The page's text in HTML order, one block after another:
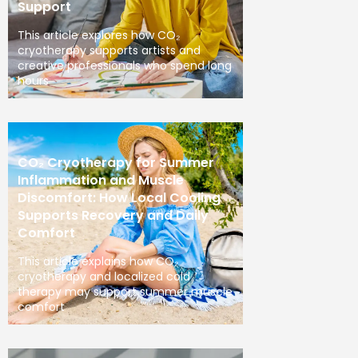
Support
This article explores how CO₂
cryotherapy supports artists and
creative professionals who spend long
hours
CO₂ Cryotherapy for Summer
Inflammation and Muscle
Discomfort: How Local Cooling
Supports Recovery and Daily
Comfort
This article explains how CO₂
cryotherapy and localized cold
therapy may support summer muscle
comfort